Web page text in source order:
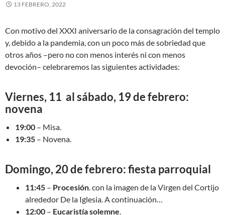
13 FEBRERO, 2022
Con motivo del XXXI aniversario de la consagración del templo
y, debido a la pandemia, con un poco más de sobriedad que
otros años –pero no con menos interés ni con menos
devoción– celebraremos las siguientes actividades:
Viernes, 11 al sábado, 19 de febrero:
novena
19:00 – Misa.
19:35 – Novena.
Domingo, 20 de febrero: fiesta parroquial
11:45 – Procesión. con la imagen de la Virgen del Cortijo
alrededor De la Iglesia. A continuación…
12:00 – Eucaristía solemne.